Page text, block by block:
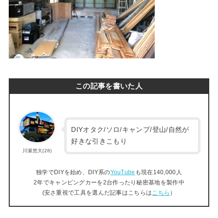
この記事を書いた人
川瀬悠大(28)
DIYオタク/ソロ/キャンプ/登山/自然が
好きな引きこもり
独学でDIYを始め、DIY系のYouTube も現在140,000人
2年でキャンピングカーを2台作ったり秘密基地を製作中
(安さ重視で工具を選んだ記事はこちらは こちら ）